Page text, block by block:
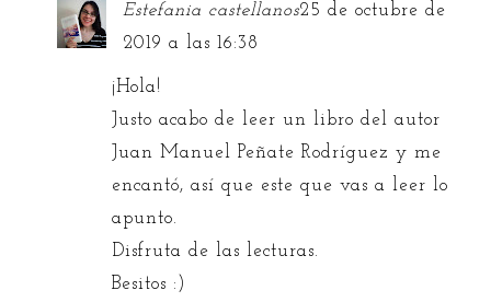
Estefania castellanos25 de octubre de
2019 a las 16:38
¡Hola!
Justo acabo de leer un libro del autor
Juan Manuel Peñate Rodríguez y me
encantó, así que este que vas a leer lo
apunto.
Disfruta de las lecturas.
Besitos :)